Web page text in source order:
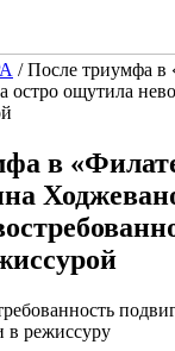
/После триумфа в
ощутила
в